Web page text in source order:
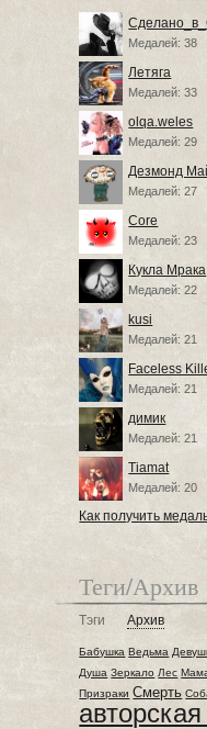
Медалей: 38
Летяга
Медалей: 33
olqa.weles
Медалей: 29
Дезмонд
Медалей: 27
Core
Медалей: 23
Кукла Мрака
Медалей: 22
kusi
Медалей: 21
Faceless
Медалей: 21
димик
Медалей: 21
Tiamat
Медалей: 20
Как получить
Теги/Архив
Тэги Архив
Бабушка Ведьма
Душа Зеркало Лес
Призраки Смерть